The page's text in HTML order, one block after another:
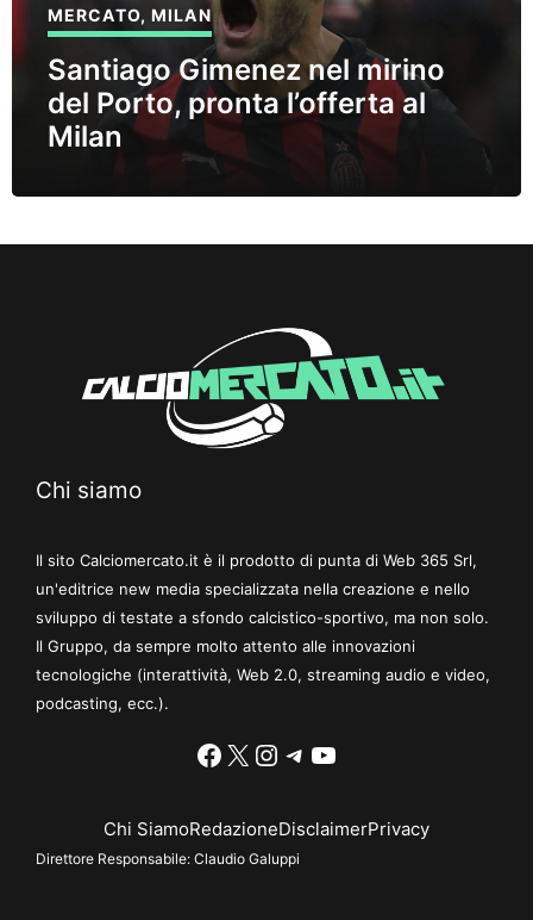
MERCATO,MILAN
Santiago Gimenez nel mirino
del Porto, pronta l’offerta al
Milan
Chi siamo
Il sito Calciomercato.it è il prodotto di punta di Web 365 Srl,
un'editrice new media specializzata nella creazione e nello
sviluppo di testate a sfondo calcistico-sportivo, ma non solo.
Il Gruppo, da sempre molto attento alle innovazioni
tecnologiche (interattività, Web 2.0, streaming audio e video,
podcasting, ecc.).
Facebook
X Instagram
Telegram
YouTube
Chi SiamoRedazioneDisclaimerPrivacy
Direttore Responsabile: Claudio Galuppi